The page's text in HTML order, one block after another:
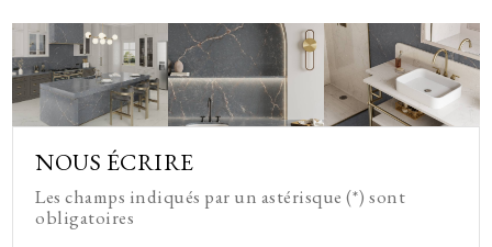
NOUS ÉCRIRE
Les champs indiqués par un astérisque (*) sont
obligatoires